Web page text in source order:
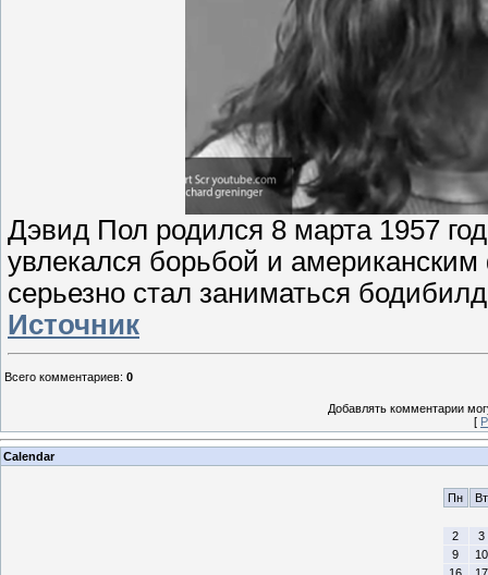
Дэвид Пол родился 8 марта 1957
увлекался борьбой и
серьезно стал заниматься
Источник
Всего комментариев: 0
Добавлять комментарии
[
Calendar
Пн Вт
2
3
9
10